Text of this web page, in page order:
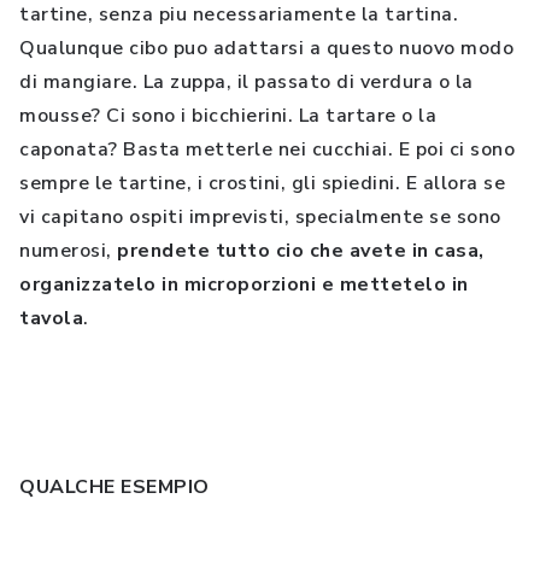
tartine, senza piu necessariamente la tartina.
Qualunque cibo puo adattarsi a questo nuovo modo
di mangiare. La zuppa, il passato di verdura o la
mousse? Ci sono i bicchierini. La tartare o la
caponata? Basta metterle nei cucchiai. E poi ci sono
sempre le tartine, i crostini, gli spiedini. E allora se
vi capitano ospiti imprevisti, specialmente se sono
numerosi, prendete tutto cio che avete in casa,
organizzatelo in microporzioni e mettetelo in
tavola.
QUALCHE ESEMPIO